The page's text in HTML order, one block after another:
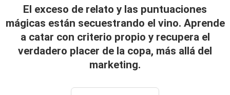
El exceso de relato y las puntuaciones
mágicas están secuestrando el vino. Aprende
a catar con criterio propio y recupera el
verdadero placer de la copa, más allá del
marketing.